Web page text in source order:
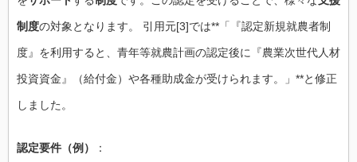
制度の対象となります。 引用元[3]では**「『認定新規就農者制
度』を利用すると、青年等就農計画の認定後に『農業次世代人材
投資資金』（給付金）や各種助成金が受けられます。」**と修正
しました。
認定要件（例） ：